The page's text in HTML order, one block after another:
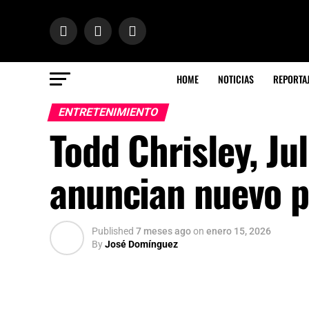
HOME NOTICIAS
ENTRETENIMIENTO
Todd Chrisley,
anuncian nuevo
Published 7 meses agoon enero 15, 2026
ByJosé Domínguez